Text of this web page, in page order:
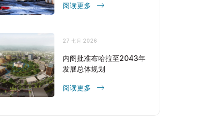
阅读更多
27 七月 2026
内阁批准布哈拉至2043年
发展总体规划
阅读更多